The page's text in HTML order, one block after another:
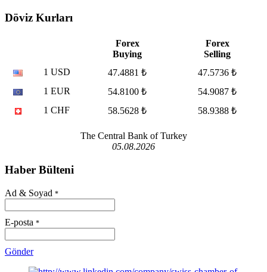
Döviz Kurları
Forex
Buying
Forex
Selling
1 USD
47.4881 ₺
47.5736 ₺
1 EUR
54.8100 ₺
54.9087 ₺
1 CHF
58.5628 ₺ 58.9388 ₺
The Central Bank of Turkey
05.08.2026
Haber Bülteni
Ad & Soyad *
E-posta *
Gönder